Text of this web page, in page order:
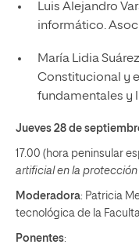
Luis Alejandro
informático.
María Lidia
Constitucional y
fundamentales y
Jueves 28 de
17.00 (hora peninsular
artificial en la
Moderadora: Patricia
tecnológica de la
Ponentes: